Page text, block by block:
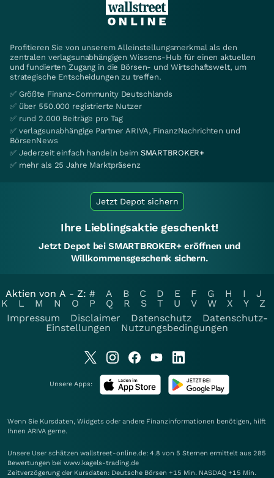
Profitieren Sie von unserem Alleinstellungsmerkmal als den
zentralen verlagsunabhängigen Wissens-Hub für einen aktuellen
und fundierten Zugang in die Börsen- und Wirtschaftswelt, um
strategische Entscheidungen zu treffen.
✅ Größte Finanz-Community Deutschlands
✅ über 550.000 registrierte Nutzer
✅ rund 2.000 Beiträge pro Tag
✅ verlagsunabhängige Partner ARIVA, FinanzNachrichten und
BörsenNews
✅ Jederzeit einfach handeln beim SMARTBROKER+
✅ mehr als 25 Jahre Marktpräsenz
Jetzt Depot sichern
Ihre Lieblingsaktie geschenkt!
Jetzt Depot bei SMARTBROKER+ eröffnen und
Willkommensgeschenk sichern.
Aktien von A - Z: # A B C D E F G H I
J
K
L M N O P Q R S T U V W X Y
Z
Impressum
Disclaimer Datenschutz
Datenschutz-
Einstellungen
Nutzungsbedingungen
Unsere Apps:
Wenn Sie Kursdaten, Widgets oder andere Finanzinformationen benötigen, hilft
Ihnen ARIVA gerne.
Unsere User schätzen wallstreet-online.de: 4.8 von 5 Sternen ermittelt aus 285
Bewertungen bei www.kagels-trading.de
Zeitverzögerung der Kursdaten: Deutsche Börsen +15 Min. NASDAQ +15 Min.